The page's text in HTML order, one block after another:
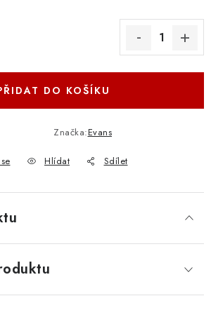
OSOBNÍCH ÚDAJŮ
BLOG
ODSTOUPENÍ OD SMLOUVY
OSOBNÍCH ÚDAJŮ
DO KOŠÍKU
Značka:Evans
Hlídat Sdílet